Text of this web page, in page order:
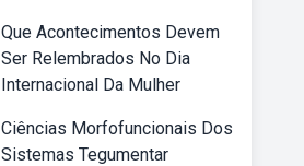
Que Acontecimentos Devem
Ser Relembrados No Dia
Internacional Da Mulher
Ciências Morfofuncionais Dos
Sistemas Tegumentar